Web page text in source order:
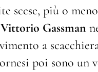
scese, più o
Vittorio Gassman
a
poi sono un